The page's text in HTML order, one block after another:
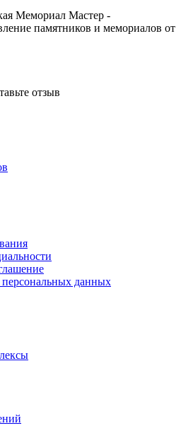
Мемориал Мастер -
памятников и мемориалов от
отзыв
данных